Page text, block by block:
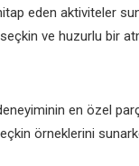
eden aktiviteler
ve huzurlu bir
en özel
örneklerini